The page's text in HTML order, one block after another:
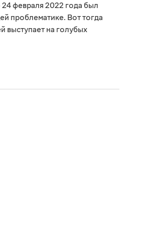
февраля 2022 года был
проблематике. Вот тогда
выступает на голубых